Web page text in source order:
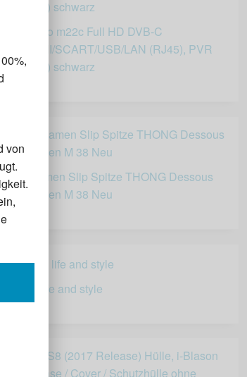
Micro m22c Full HD DVB-C
(HDMI/SCART/USB/LAN (RJ45), PVR
schwarz
Damen Slip Spitze THONG Dessous
M 38 Neu
life and style
von